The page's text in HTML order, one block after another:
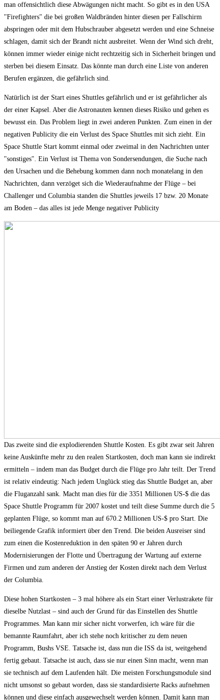
man offensichtlich diese Abwägungen nicht macht. So gibt es in den USA
"Firefighters" die bei großen Waldbränden hinter diesen per Fallschirm
abspringen oder mit dem Hubschrauber abgesetzt werden und eine Schneise
schlagen, damit sich der Brandt nicht ausbreitet. Wenn der Wind sich dreht,
können immer wieder einige nicht rechtzeitig sich in Sicherheit bringen und
sterben bei diesem Einsatz. Das könnte man durch eine Liste von anderen
Berufen ergänzen, die gefährlich sind.
Natürlich ist der Start eines Shuttles gefährlich und er ist gefährlicher als
der einer Kapsel. Aber die Astronauten kennen dieses Risiko und gehen es
bewusst ein. Das Problem liegt in zwei anderen Punkten. Zum einen in der
negativen Publicity die ein Verlust des Space Shuttles mit sich zieht. Ein
Space Shuttle Start kommt einmal oder zweimal in den Nachrichten unter
"sonstiges". Ein Verlust ist Thema von Sondersendungen, die Suche nach
den Ursachen und die Behebung kommen dann noch monatelang in den
Nachrichten, dann verzöget sich die Wiederaufnahme der Flüge – bei
Challenger und Columbia standen die Shuttles jeweils 17 bzw. 20 Monate
am Boden – das alles ist jede Menge negativer Publicity
Das zweite sind die explodierenden Shuttle Kosten. Es gibt zwar seit Jahren
keine Auskünfte mehr zu den realen Startkosten, doch man kann sie indirekt
ermitteln – indem man das Budget durch die Flüge pro Jahr teilt. Der Trend
ist relativ eindeutig: Nach jedem Unglück stieg das Shuttle Budget an, aber
die Fluganzahl sank. Macht man dies für die 3351 Millionen US-$ die das
Space Shuttle Programm für 2007 kostet und teilt diese Summe durch die 5
geplanten Flüge, so kommt man auf 670.2 Millionen US-$ pro Start. Die
beiliegende Grafik informiert über den Trend. Die beiden Ausreiser sind
zum einen die Kostenreduktion in den späten 90 er Jahren durch
Modernisierungen der Flotte und Übertragung der Wartung auf externe
Firmen und zum anderen der Anstieg der Kosten direkt nach dem Verlust
der Columbia.
Diese hohen Startkosten – 3 mal höhere als ein Start einer Verlustrakete für
dieselbe Nutzlast – sind auch der Grund für das Einstellen des Shuttle
Programmes. Man kann mir sicher nicht vorwerfen, ich wäre für die
bemannte Raumfahrt, aber ich stehe noch kritischer zu dem neuen
Programm, Bushs VSE. Tatsache ist, dass nun die ISS da ist, weitgehend
fertig gebaut. Tatsache ist auch, dass sie nur einen Sinn macht, wenn man
sie technisch auf dem Laufenden hält. Die meisten Forschungsmodule sind
nicht umsonst so gebaut worden, dass sie standardisierte Racks aufnehmen
können und diese einfach ausgewechselt werden können. Damit kann man